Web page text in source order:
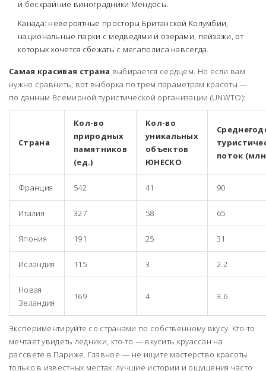
и бескрайние виноградники Мендосы.
Канада: невероятные просторы Британской Колумбии,
национальные парки с медведями и озерами, пейзажи, от
которых хочется сбежать с мегаполиса навсегда.
Самая красивая страна выбирается сердцем. Но если вам
нужно сравнить, вот выборка по трем параметрам красоты —
по данным Всемирной туристической организации (UNWTO):
Страна
Кол-во
природных
памятников
(ед.)
Кол-во
уникальных
объектов
ЮНЕСКО
поток
Франция 542 41 90
Италия 327 58 65
Япония 191 25 31
Исландия 115 3 2.2
Новая
Зеландия
169 4 3.6
Экспериментируйте со странами по собственному вкусу. Кто-то
мечтает увидеть ледники, кто-то — вкусить круассан на
рассвете в Париже. Главное — не ищите мастерство красоты
только в известных местах: лучшие истории и ощущения часто